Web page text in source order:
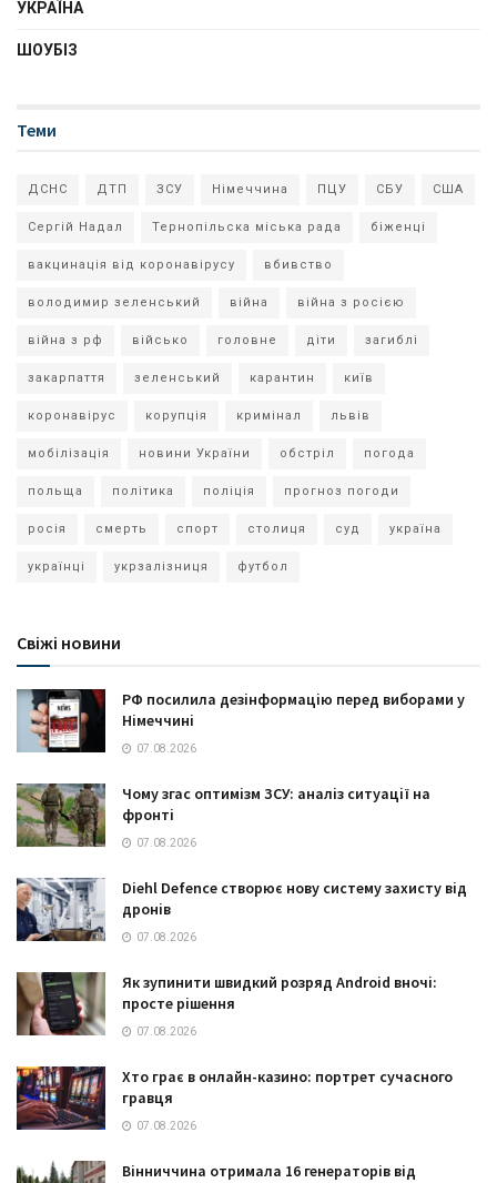
УКРАЇНА
ШОУБІЗ
Теми
ДСНС ДТП ЗСУ Німеччина ПЦУ СБУ США
Сергій Надал Тернопільска міська рада біженці
вакцинація від коронавірусу вбивство
володимир зеленський війна війна з росією
війна з рф військо головне діти загиблі
закарпаття зеленський карантин київ
коронавірус корупція кримінал львів
мобілізація новини України обстріл погода
польща політика поліція прогноз погоди
росія смерть спорт столиця суд україна
українці укрзалізниця футбол
Свіжі новини
РФ посилила дезінформацію перед виборами у
Німеччині
07.08.2026
Чому згас оптимізм ЗСУ: аналіз ситуації на
фронті
07.08.2026
Diehl Defence створює нову систему захисту від
дронів
07.08.2026
Як зупинити швидкий розряд Android вночі:
просте рішення
07.08.2026
Хто грає в онлайн-казино: портрет сучасного
гравця
07.08.2026
Вінниччина отримала 16 генераторів від